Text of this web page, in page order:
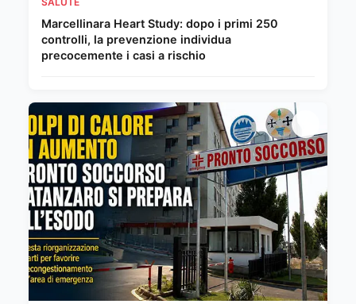
Marcellinara Heart Study: dopo i primi 250
controlli, la prevenzione individua
precocemente i casi a rischio